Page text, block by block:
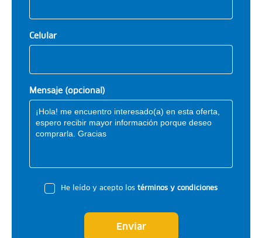
Celular
Mensaje (opcional)
He leído y acepto los términos y condiciones
Enviar